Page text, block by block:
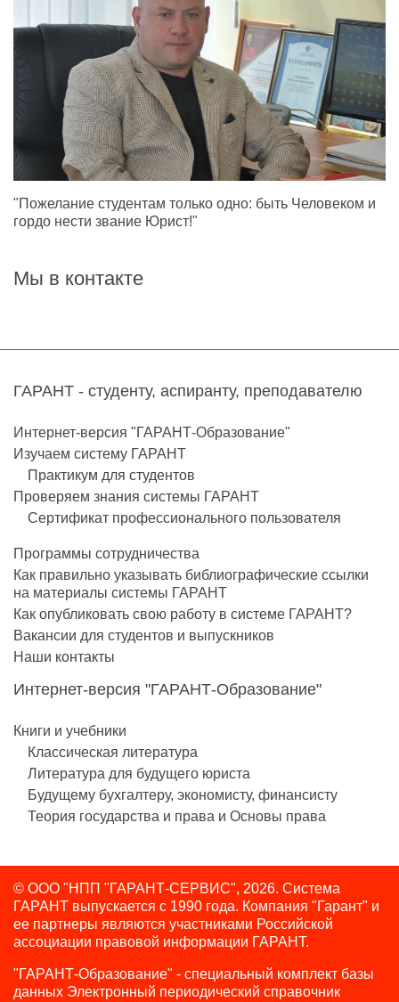
"Пожелание студентам только одно: быть Человеком и
гордо нести звание Юрист!"
Мы в контакте
ГАРАНТ - студенту, аспиранту, преподавателю
Интернет-версия "ГАРАНТ-Образование"
Изучаем систему ГАРАНТ
Практикум для студентов
Проверяем знания системы ГАРАНТ
Сертификат профессионального пользователя
Программы сотрудничества
Как правильно указывать библиографические ссылки
на материалы системы ГАРАНТ
Как опубликовать свою работу в системе ГАРАНТ?
Вакансии для студентов и выпускников
Наши контакты
Интернет-версия "ГАРАНТ-Образование"
Книги и учебники
Классическая литература
Литература для будущего юриста
Будущему бухгалтеру, экономисту, финансисту
Теория государства и права и Основы права
© ООО "НПП "ГАРАНТ-СЕРВИС", 2026. Система
ГАРАНТ выпускается с 1990 года. Компания "Гарант" и
ее партнеры являются участниками Российской
ассоциации правовой информации ГАРАНТ.
"ГАРАНТ-Образование" - специальный комплект базы
данных Электронный периодический справочник